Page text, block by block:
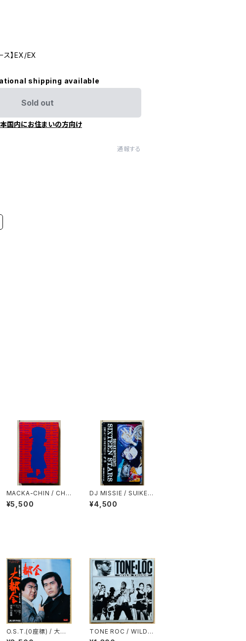
ス】EX/EX
shipping available
Sold out
国内にお住まいの方向け
通報する
MACKA-CHIN / CHA
CKA SMASH
¥5,500
DJ MISSIE / SUIKEN
「SIXTEEN STARS」A
LBUM SAMPLER
¥4,500
O.S.T.(0座標) / 大都
会
TONE ROC / WILD T
HING